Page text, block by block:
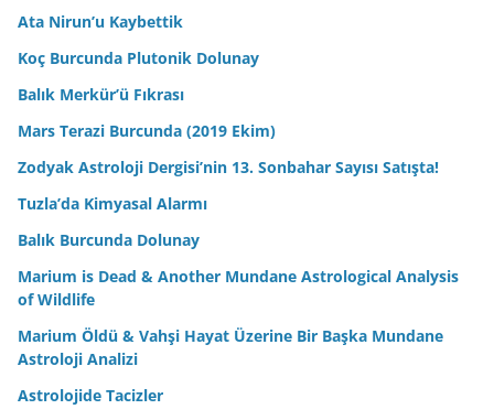
Ata Nirun’u Kaybettik
Koç Burcunda Plutonik Dolunay
Balık Merkür’ü Fıkrası
Mars Terazi Burcunda (2019 Ekim)
Zodyak Astroloji Dergisi’nin 13. Sonbahar Sayısı Satışta!
Tuzla’da Kimyasal Alarmı
Balık Burcunda Dolunay
Marium is Dead & Another Mundane Astrological Analysis
of Wildlife
Marium Öldü & Vahşi Hayat Üzerine Bir Başka Mundane
Astroloji Analizi
Astrolojide Tacizler